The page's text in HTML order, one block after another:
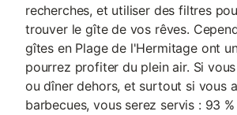
recherches, et utiliser des filtres
trouver le gîte de vos rêves.
gîtes en Plage de l'Hermitage ont
pourrez profiter du plein air. Si
ou dîner dehors, et surtout si vous
barbecues, vous serez servis : 93